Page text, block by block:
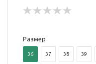
Размер
36 37 38 39